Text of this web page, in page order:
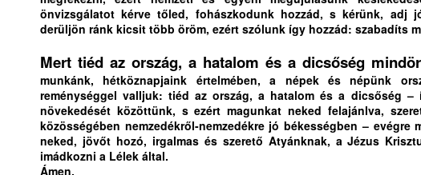
önvizsgálatot kérve tőled, fohászkodunk hozzád, s kérünk, adj
derüljön ránk kicsit több öröm, ezért szólunk így hozzád: szabadíts
Mert tiéd az ország, a hatalom és a dicsőség
munkánk, hétköznapjaink értelmében, a népek és népünk
reménységgel valljuk: tiéd az ország, a hatalom és a dicsőség
növekedését közöttünk, s ezért magunkat neked felajánlva,
közösségében nemzedékről-nemzedékre jó békességben –
neked, jövőt hozó, irgalmas és szerető Atyánknak, a Jézus
imádkozni a Lélek által.
Ámen.
NYÍLT LEVÉL
Áldás-békesség Istentől!
Az Olvasókkal, Lelkésztestvérekkel, Barátaimmal együtt
köszöntöm Önt, Erdélyországnak Bethlen Gábor
óta Nemes és Tiszteletes Református Prédikátorai között,
a kiváló és Erdély-gyarapító érdemes gr. Teleky család
református népünk szolgálatában.
19
Isten azbesztruhája a menedékünk - 3875
LÁNGOL FÖLDÜNK
3875
Kihűl a szó. A műholdak szeme
sötét tüzek pontjait számlálja.